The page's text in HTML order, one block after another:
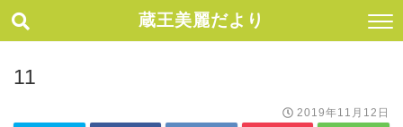
蔵王美麗だより
11
2019年11月12日